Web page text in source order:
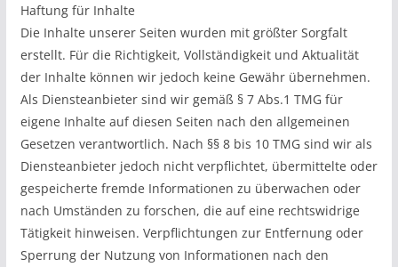
Haftung für Inhalte
Die Inhalte unserer Seiten wurden mit größter Sorgfalt
erstellt. Für die Richtigkeit, Vollständigkeit und Aktualität
der Inhalte können wir jedoch keine Gewähr übernehmen.
Als Diensteanbieter sind wir gemäß § 7 Abs.1 TMG für
eigene Inhalte auf diesen Seiten nach den allgemeinen
Gesetzen verantwortlich. Nach §§ 8 bis 10 TMG sind wir als
Diensteanbieter jedoch nicht verpflichtet, übermittelte oder
gespeicherte fremde Informationen zu überwachen oder
nach Umständen zu forschen, die auf eine rechtswidrige
Tätigkeit hinweisen. Verpflichtungen zur Entfernung oder
Sperrung der Nutzung von Informationen nach den